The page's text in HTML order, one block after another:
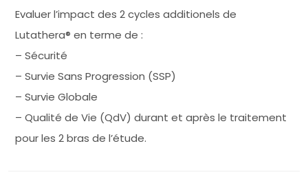
Evaluer l’impact des 2 cycles additionels de
Lutathera® en terme de :
– Sécurité
– Survie Sans Progression (SSP)
– Survie Globale
– Qualité de Vie (QdV) durant et après le traitement
pour les 2 bras de l’étude.